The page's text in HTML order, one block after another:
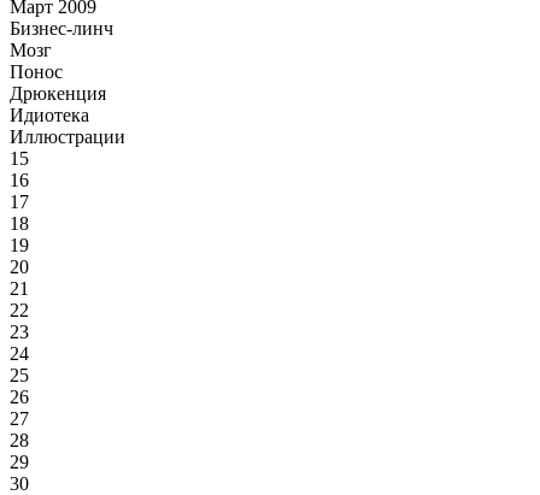
Март 2009
Бизнес-линч
Мозг
Понос
Дрюкенция
Идиотека
Иллюстрации
15
16
17
18
19
20
21
22
23
24
25
26
27
28
29
30